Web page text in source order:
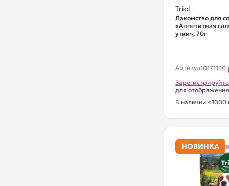
Triol
Лакомство для
«Аппетитная
утки», 70г
Артикул10171150
для
В наличии <1000
НОВИНКА